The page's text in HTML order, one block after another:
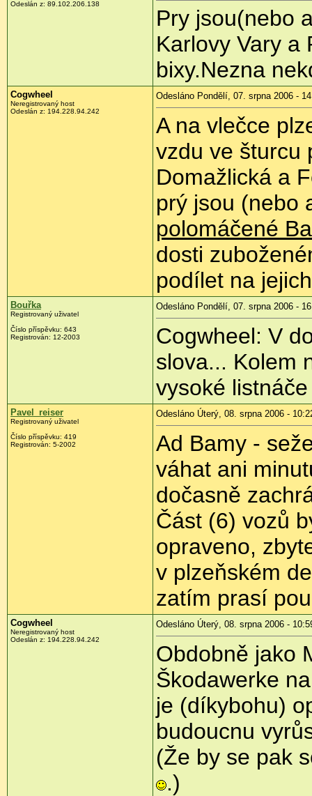
Odeslán z: 89.102.206.138
Pry jsou(nebo
Karlovy Vary a
bixy.Nezna
Cogwheel
Neregistrovaný host
Odeslán z: 194.228.94.242
Odesláno Pondělí, 07. srpna 2006 -
A na vlečce
vzdu ve šturcu
Domažlická a
prý jsou (nebo
polomáčené
dosti
podílet na
Bouřka
Registrovaný uživatel
Číslo příspěvku: 643
Registrován: 12-2003
Odesláno Pondělí, 07. srpna 2006 -
Cogwheel: V
slova... Kolem
vysoké listnáče
Pavel_reiser
Registrovaný uživatel
Číslo příspěvku: 419
Registrován: 5-2002
Odesláno Úterý, 08. srpna 2006 -
Ad Bamy -
váhat ani
dočasně
Část (6) vozů
opraveno,
v plzeňském
zatím prasí
Cogwheel
Neregistrovaný host
Odeslán z: 194.228.94.242
Odesláno Úterý, 08. srpna 2006 -
Obdobně jako
Škodawerke
je (díkybohu)
budoucnu
(Že by se pak
.)